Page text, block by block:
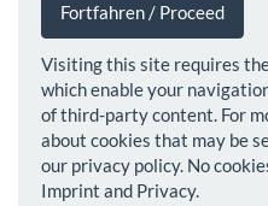
Fortfahren / Proceed
Visiting this site requires
which enable your
of third-party content. For
about cookies that may be
our privacy policy. No
Imprint and Privacy.